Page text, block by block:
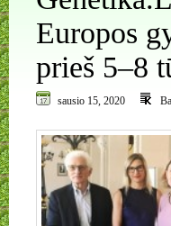
Europos
prieš 5–8
sausio 15, 2020